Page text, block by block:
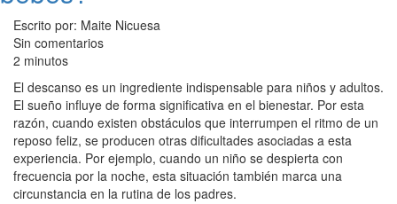
Escrito por: Maite Nicuesa
Sin comentarios
2 minutos
El descanso es un ingrediente indispensable para niños y adultos.
El sueño influye de forma significativa en el bienestar. Por esta
razón, cuando existen obstáculos que interrumpen el ritmo de un
reposo feliz, se producen otras dificultades asociadas a esta
experiencia. Por ejemplo, cuando un niño se despierta con
frecuencia por la noche, esta situación también marca una
circunstancia en la rutina de los padres.